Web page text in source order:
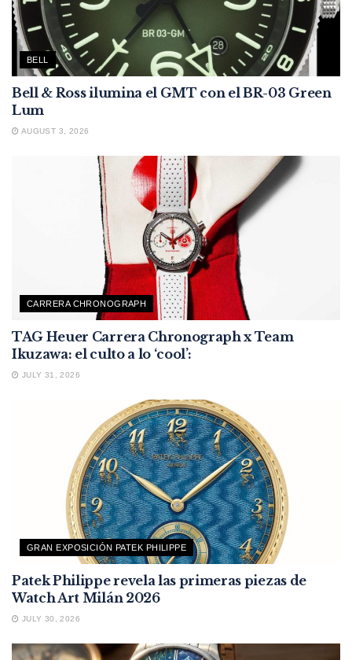
BELL
Bell & Ross ilumina el GMT con el BR-03 Green
Lum
AUGUST 3, 2026
CARRERA CHRONOGRAPH
TAG Heuer Carrera Chronograph x Team
Ikuzawa: el culto a lo ‘cool’:
JULY 31, 2026
GRAN EXPOSICIÓN PATEK PHILIPPE
Patek Philippe revela las primeras piezas de
Watch Art Milán 2026
JULY 30, 2026